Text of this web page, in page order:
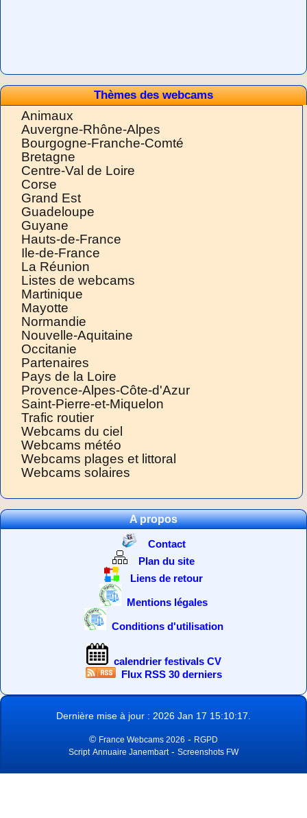
Thèmes des webcams
Animaux
Auvergne-Rhône-Alpes
Bourgogne-Franche-Comté
Bretagne
Centre-Val de Loire
Corse
Grand Est
Guadeloupe
Guyane
Hauts-de-France
Ile-de-France
La Réunion
Listes de webcams
Martinique
Mayotte
Normandie
Nouvelle-Aquitaine
Occitanie
Partenaires
Pays de la Loire
Provence-Alpes-Côte-d'Azur
Saint-Pierre-et-Miquelon
Trafic routier
Webcams du ciel
Webcams météo
Webcams plages et littoral
Webcams solaires
A propos
Contact
Plan du site
Liens de retour
Mentions légales
Conditions d'utilisation
calendrier festivals CV
Flux RSS 30 derniers
Dernière mise à jour : 2026 Jan 17 15:10:17.
© France Webcams 2026 - RGPD
Script Annuaire Janembart- Screenshots FW